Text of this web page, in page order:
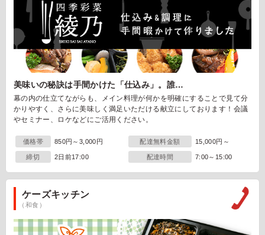
美味いの秘訣は手間かけた「仕込み」。誰…
幕の内の仕立てながらも、メイン料理が何かを明確にすることで見て分
かりやすく、さらに美味しく満足いただける献立にしております！会議
やセミナー、ロケなどにご活用ください。
価格帯 850円～3,000円 配達無料金額 15,000円～
締切 2日前17:00 配達時間 7:00～15:00
ケーズキッチン
（和食）